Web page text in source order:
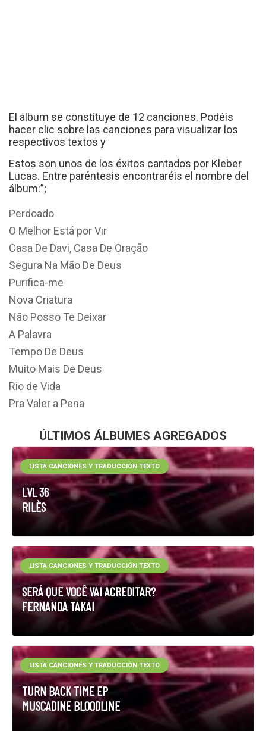
El álbum se constituye de 12 canciones. Podéis
hacer clic sobre las canciones para visualizar los
respectivos textos y
Estos son unos de los éxitos cantados por Kleber
Lucas. Entre paréntesis encontraréis el nombre del
álbum:”;
Perdoado
O Melhor Está por Vir
Casa De Davi, Casa De Oração
Segura Na Mão De Deus
Purifica-me
Nova Criatura
Não Posso Te Deixar
A Palavra
Tempo De Deus
Muito Mais De Deus
Rio de Vida
Pra Valer a Pena
ÚLTIMOS ÁLBUMES AGREGADOS
LVL 36
RILÈS
LISTA CANCIONES Y TRADUCCIÓN TEXTO
SERÁ QUE VOCÊ VAI ACREDITAR?
FERNANDA TAKAI
LISTA CANCIONES Y TRADUCCIÓN TEXTO
TURN BACK TIME EP
MUSCADINE BLOODLINE
LISTA CANCIONES Y TRADUCCIÓN TEXTO